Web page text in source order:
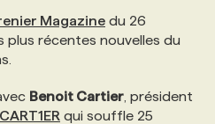
Magazine du 26
plus récentes nouvelles du
Benoit Cartier , président
CART1ER qui souffle 25